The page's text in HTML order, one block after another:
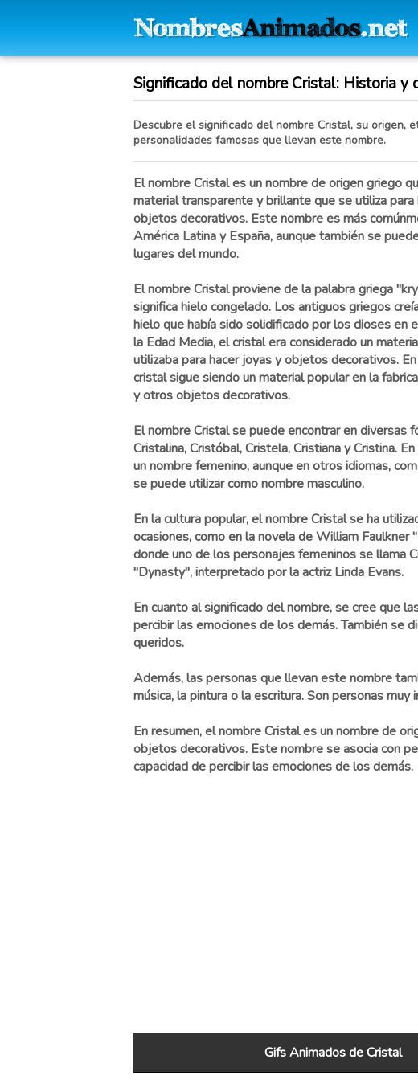
Significado del nombre Cristal: Historia y
Descubre el significado del nombre Cristal, su origen,
personalidades famosas que llevan este nombre.
El nombre Cristal es un nombre de origen griego
material transparente y brillante que se utiliza para
objetos decorativos. Este nombre es más
América Latina y España, aunque también se
lugares del mundo.
El nombre Cristal proviene de la palabra griega
significa hielo congelado. Los antiguos griegos
hielo que había sido solidificado por los dioses en
la Edad Media, el cristal era considerado un
utilizaba para hacer joyas y objetos decorativos.
cristal sigue siendo un material popular en la
y otros objetos decorativos.
El nombre Cristal se puede encontrar en diversas
Cristalina, Cristóbal, Cristela, Cristiana y Cristina.
un nombre femenino, aunque en otros idiomas,
se puede utilizar como nombre masculino.
En la cultura popular, el nombre Cristal se ha
ocasiones, como en la novela de William Faulkner
donde uno de los personajes femeninos se llama
"Dynasty", interpretado por la actriz Linda Evans.
En cuanto al significado del nombre, se cree que
percibir las emociones de los demás. También se
queridos.
Además, las personas que llevan este nombre
música, la pintura o la escritura. Son personas
En resumen, el nombre Cristal es un nombre de
objetos decorativos. Este nombre se asocia con
capacidad de percibir las emociones de los demás.
Gifs Animados de Cristal